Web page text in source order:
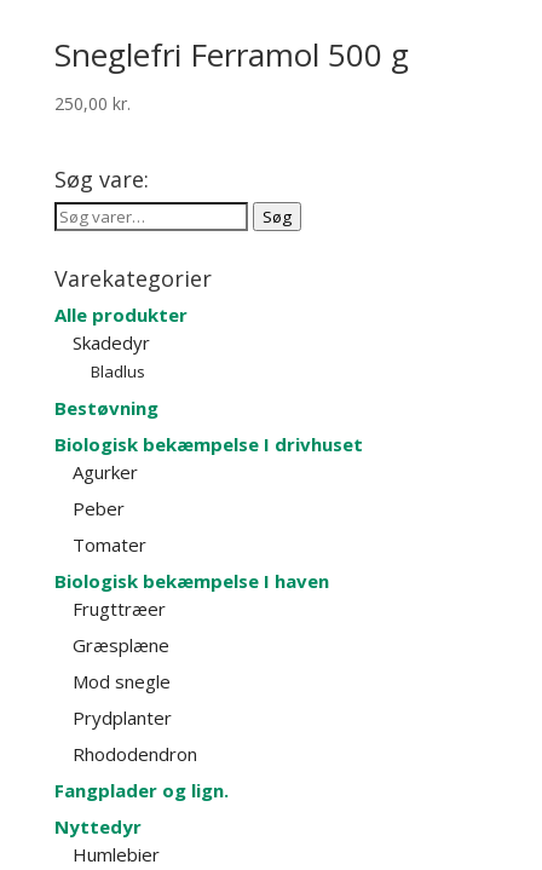
Sne­gle­fri Fer­ramol 500 g
250,00 kr.
Søg vare:
Søg
Søg
Varekategorier
Alle produkter
Skadedyr
Bladlus
Bestøvning
Biologisk bekæmpelse I drivhuset
Agurker
Peber
Tomater
Biologisk bekæmpelse I haven
Frugttræer
Græsplæne
Mod snegle
Prydplanter
Rhododendron
Fangplader og lign.
Nyttedyr
Humlebier